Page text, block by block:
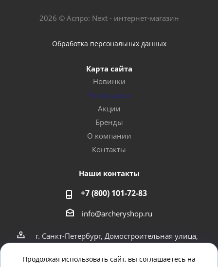
2026 © Аспро: Next - интернет-магазин
Обработка персональных данных
Карта сайта
Новинки
Распродажа
Акции
Бренды
О компании
Контакты
Наши контакты
+7 (800) 101-72-83
info@archeryshop.ru
г. Санкт-Петербург, Домостроительная улица,
г. Санкт-Петербург Пионерская 21
Продолжая использовать сайт, вы соглашаетесь на